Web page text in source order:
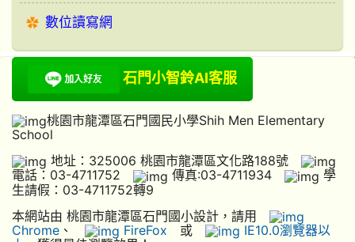
數位讀寫網
石門小智鈴AI客服
桃園市龍潭區石門國民小學Shih Men Elementary
School
地址：325006 桃園市龍潭區文化路188號
電話：03-4711752
傳真:03-4711934
學
生請假：03-4711752轉9
本網站由 桃園市龍潭區石門國小設計，請用
Chrome 、 FireFox 或
IE10.0瀏覽器以